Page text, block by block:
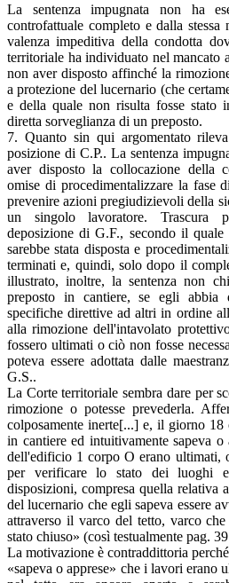
La sentenza impugnata non ha
controfattuale completo e dalla stessa
valenza impeditiva della condotta
territoriale ha individuato nel mancato
non aver disposto affinché la
a protezione del lucernario (che
e della quale non risulta fosse stato
diretta sorveglianza di un preposto.
7. Quanto sin qui argomentato
posizione di C.P.. La sentenza
aver disposto la collocazione della
omise di procedimentalizzare la fase
prevenire azioni pregiudizievoli della
un singolo lavoratore. Trascura
deposizione di G.F., secondo il
sarebbe stata disposta e
terminati e, quindi, solo dopo il
illustrato, inoltre, la sentenza non
preposto in cantiere, se egli abbia
specifiche direttive ad altri in ordine
alla rimozione dell'intavolato
fossero ultimati o ciò non fosse
poteva essere adottata dalle
G.S..
La Corte territoriale sembra dare per
rimozione o potesse prevederla.
colposamente inerte[...] e, il giorno 18
in cantiere ed intuitivamente sapeva
dell'edificio 1 corpo O erano ultimati,
per verificare lo stato dei luoghi
disposizioni, compresa quella relativa
del lucernario che egli sapeva essere
attraverso il varco del tetto, varco
stato chiuso» (così testualmente pag.
La motivazione è contraddittoria
«sapeva o apprese» che i lavori erano